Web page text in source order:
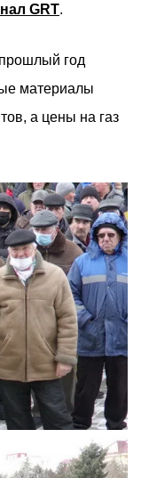
GRT.
год
материалы
а цены на газ